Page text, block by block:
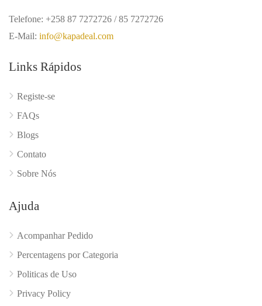
Telefone: +258 87 7272726 / 85 7272726
E-Mail: info@kapadeal.com
Links Rápidos
Registe-se
FAQs
Blogs
Contato
Sobre Nós
Ajuda
Acompanhar Pedido
Percentagens por Categoria
Politicas de Uso
Privacy Policy